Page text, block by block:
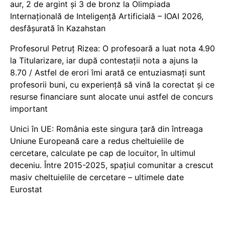
aur, 2 de argint și 3 de bronz la Olimpiada
Internațională de Inteligență Artificială – IOAI 2026,
desfășurată în Kazahstan
Profesorul Petruț Rizea: O profesoară a luat nota 4.90
la Titularizare, iar după contestații nota a ajuns la
8.70 / Astfel de erori îmi arată ce entuziasmați sunt
profesorii buni, cu experiență să vină la corectat și ce
resurse financiare sunt alocate unui astfel de concurs
important
Unici în UE: România este singura țară din întreaga
Uniune Europeană care a redus cheltuielile de
cercetare, calculate pe cap de locuitor, în ultimul
deceniu. Între 2015-2025, spațiul comunitar a crescut
masiv cheltuielile de cercetare – ultimele date
Eurostat